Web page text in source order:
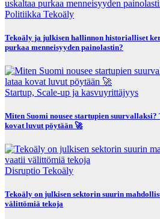
Politiikka Tekoäly
Tekoäly ja julkisen hallinnon historialliset
purkaa menneisyyden painolastin?
Startup, Scale-up ja kasvuyrittäjyys
Miten Suomi nousee startupien
kovat luvut pöytään 🚀
Disruptio Tekoäly
Tekoäly on julkisen sektorin suurin
välittömiä tekoja